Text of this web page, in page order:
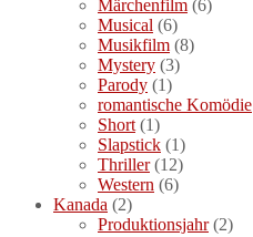
Märchenfilm (6)
Musical (6)
Musikfilm (8)
Mystery (3)
Parody (1)
romantische Komödie
Short (1)
Slapstick (1)
Thriller(12)
Western (6)
Kanada (2)
Produktionsjahr(2)